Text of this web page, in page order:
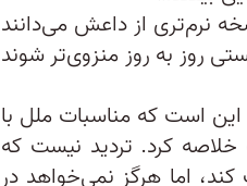
نرم‌تری از داعش می‌دانند
روز به روز منزوی‌تر شوند
است که مناسبات ملل با
کرد. تردید نیست که
اما هرگز نمی‌خواهد در